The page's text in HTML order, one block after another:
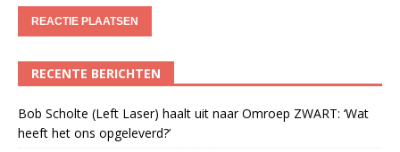
RECENTE BERICHTEN
Bob Scholte (Left Laser) haalt uit naar Omroep ZWART: ‘Wat
heeft het ons opgeleverd?’